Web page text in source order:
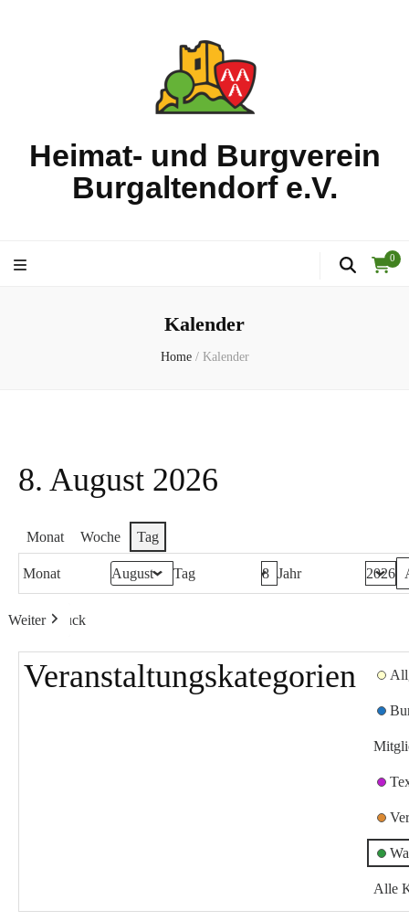
Heimat- und Burgverein
Burgaltendorf e.V.
0
Kalender
Home / Kalender
8. August 2026
Monat Woche Tag
Monat Tag Jahr
Zurück
Heute
Weiter
Veranstaltungskategorien
Alle